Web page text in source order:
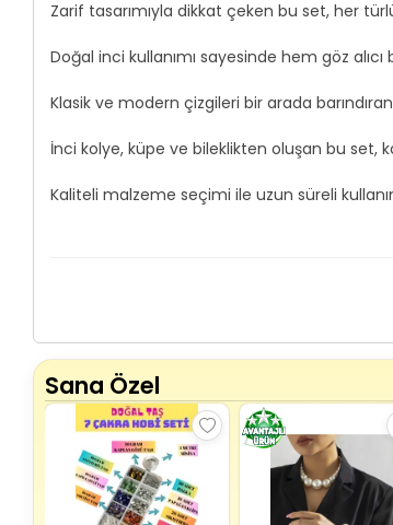
Zarif tasarımıyla dikkat çeken bu set, her
Doğal inci kullanımı sayesinde hem göz
Klasik ve modern çizgileri bir arada
İnci kolye, küpe ve bileklikten oluşan bu
Kaliteli malzeme seçimi ile uzun süreli
Sana Özel